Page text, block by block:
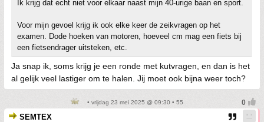
Ik krijg dat echt niet voor elkaar naast mijn 40-urige baan en sport.
Voor mijn gevoel krijg ik ook elke keer de zeikvragen op het
examen. Dode hoeken van motoren, hoeveel cm mag een fiets bij
een fietsendrager uitsteken, etc.
Ja snap ik, soms krijg je een ronde met kutvragen, en dan is het
al gelijk veel lastiger om te halen. Jij moet ook bijna weer toch?
• vrijdag 23 mei 2025 @ 09:30 • 55
SEMTEX